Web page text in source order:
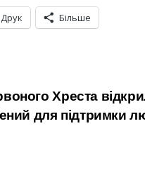
Друк Більше
Хреста
для підтримки